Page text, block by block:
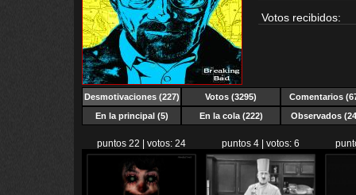
Votos recibidos:
Desmotivaciones(227) Votos (3295)
Comentarios
En la principal (5)
En la cola (222) Observados
puntos 22 | votos: 24 puntos 4 | votos: 6